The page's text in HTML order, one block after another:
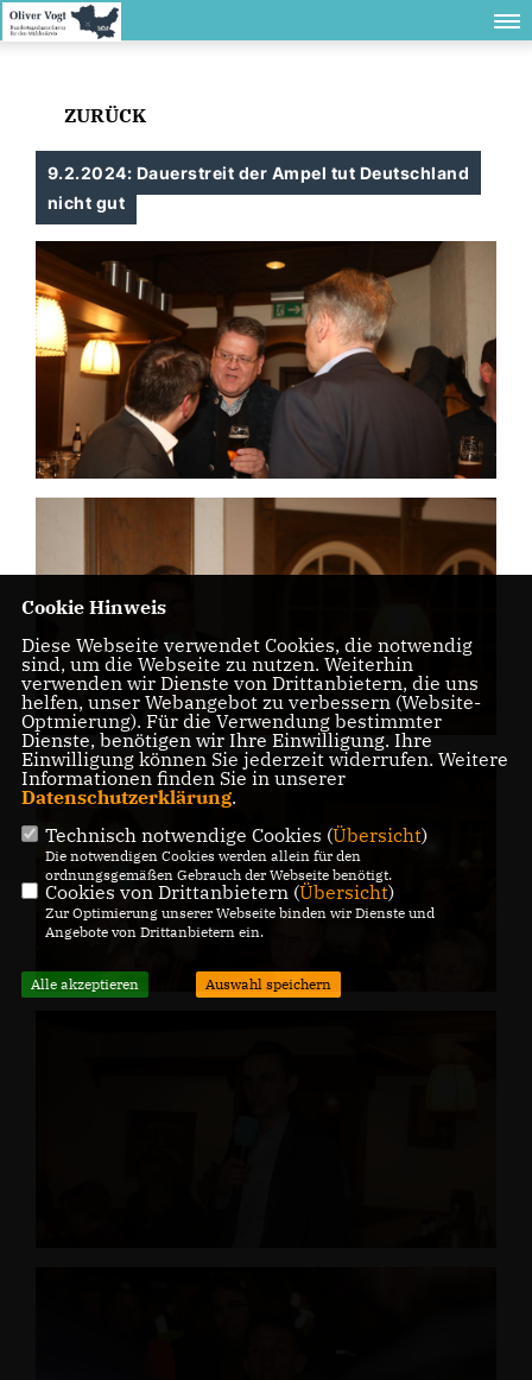
ZURÜCK
9.2.2024: Dauerstreit der Ampel tut Deutschland
nicht gut
Cookie Hinweis
Diese Webseite verwendet Cookies, die notwendig
sind, um die Webseite zu nutzen. Weiterhin
verwenden wir Dienste von Drittanbietern, die uns
helfen, unser Webangebot zu verbessern (Website-
Optmierung). Für die Verwendung bestimmter
Dienste, benötigen wir Ihre Einwilligung. Ihre
Einwilligung können Sie jederzeit widerrufen. Weitere
Informationen finden Sie in unserer
Datenschutzerklärung.
Technisch notwendige Cookies (Übersicht)
Die notwendigen Cookies werden allein für den
ordnungsgemäßen Gebrauch der Webseite benötigt.
Cookies von Drittanbietern (Übersicht)
Zur Optimierung unserer Webseite binden wir Dienste und
Angebote von Drittanbietern ein.
Alle akzeptieren Auswahl speichern